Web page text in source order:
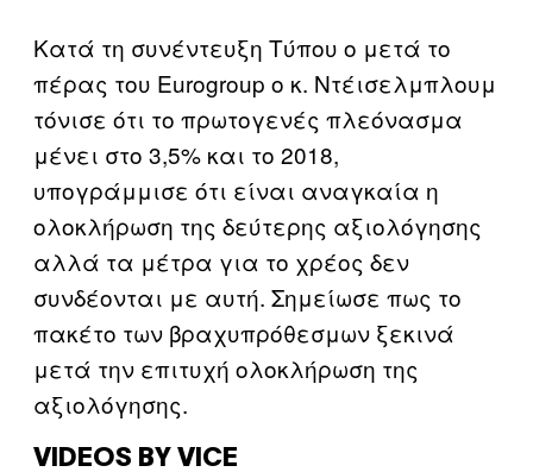
Κατά τη συνέντευξη Τύπου ο μετά το
πέρας του Eurogroup ο κ. Ντέισελμπλουμ
τόνισε ότι το πρωτογενές πλεόνασμα
μένει στο 3,5% και το 2018,
υπογράμμισε ότι είναι αναγκαία η
ολοκλήρωση της δεύτερης αξιολόγησης
αλλά τα μέτρα για το χρέος δεν
συνδέονται με αυτή. Σημείωσε πως το
πακέτο των βραχυπρόθεσμων ξεκινά
μετά την επιτυχή ολοκλήρωση της
αξιολόγησης.
VIDEOS BY VICE